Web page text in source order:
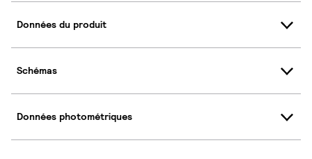
Données du produit
Schémas
Données photométriques